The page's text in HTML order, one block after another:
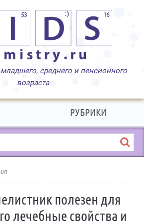
РУБРИКИ
полезен для
лечебные свойства и